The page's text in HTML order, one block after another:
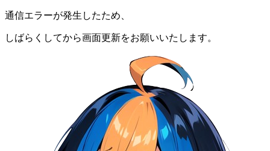
通信エラーが発生したため、
しばらくしてから画面更新をお願いいたします。